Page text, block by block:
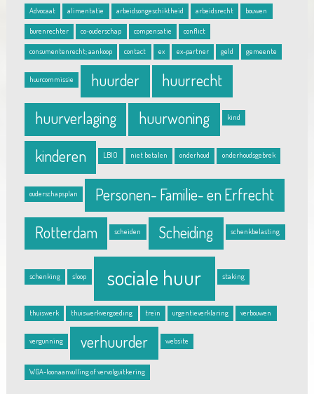
Advocaat alimentatie arbeidsongeschiktheid arbeidsrecht bouwen
burenrechter co-ouderschap compensatie conflict
consumentenrecht; aankoop contact ex ex-partner geld gemeente
huurcommissie huurder huurrecht
huurverlaging huurwoning kind
kinderen LBIO niet betalen onderhoud onderhoudsgebrek
ouderschapsplan Personen- Familie- en Erfrecht
Rotterdam scheiden Scheiding schenkbelasting
schenking sloop sociale huur staking
thuiswerk thuiswerkvergoeding trein urgentieverklaring verbouwen
vergunning verhuurder website
WGA-loonaanvulling of vervolguitkering